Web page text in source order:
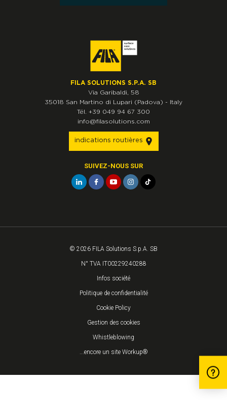
FILA SOLUTIONS S.P.A. SB
Via Garibaldi, 58
35018 San Martino di Lupari (Padova) - Italy
Tél. +39 049 94 67 300
info@filasolutions.com
indications routières
SUIVEZ-NOUS SUR
© 2026 FILA Solutions S.p.A. SB
N° TVA IT00229240288
Infos société
Politique de confidentialité
Cookie Policy
Gestion des cookies
Whistleblowing
...encore un site Workup®